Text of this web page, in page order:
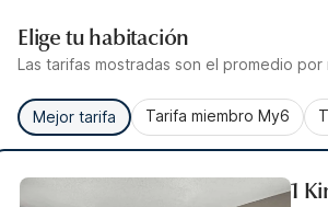
Elige tu habitación
Las tarifas mostradas son el promedio
Mejor tarifa Tarifa miembro My6
1